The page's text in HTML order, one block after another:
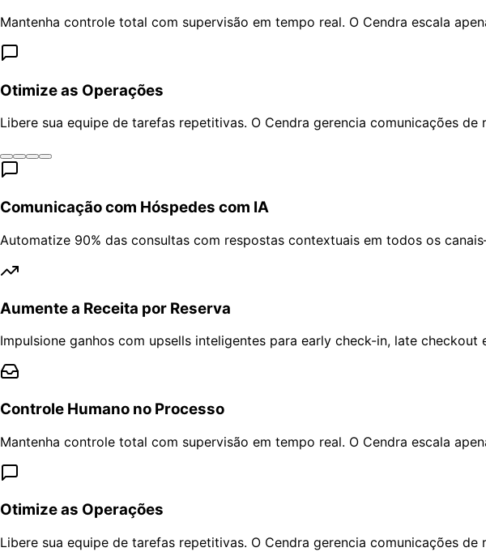
Mantenha controle total com supervisão em tempo real. O Cendra escala
Otimize as Operações
Libere sua equipe de tarefas repetitivas. O Cendra gerencia comunicações de
Comunicação com Hóspedes com IA
Automatize 90% das consultas com respostas contextuais em todos os
Aumente a Receita por Reserva
Impulsione ganhos com upsells inteligentes para early check-in, late checkout
Controle Humano no Processo
Mantenha controle total com supervisão em tempo real. O Cendra escala
Otimize as Operações
Libere sua equipe de tarefas repetitivas. O Cendra gerencia comunicações de